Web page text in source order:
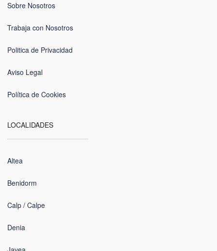
Sobre Nosotros
Trabaja con Nosotros
Politica de Privacidad
Aviso Legal
Política de Cookies
LOCALIDADES
Altea
Benidorm
Calp / Calpe
Denia